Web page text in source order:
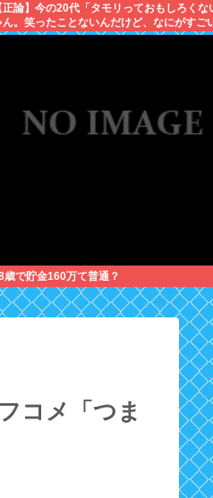
正論】今の20代「タモリっておもしろくな
ん。笑ったことないんだけど、なにがすご
？」
歳で貯金160万て普通？
コメ「つま